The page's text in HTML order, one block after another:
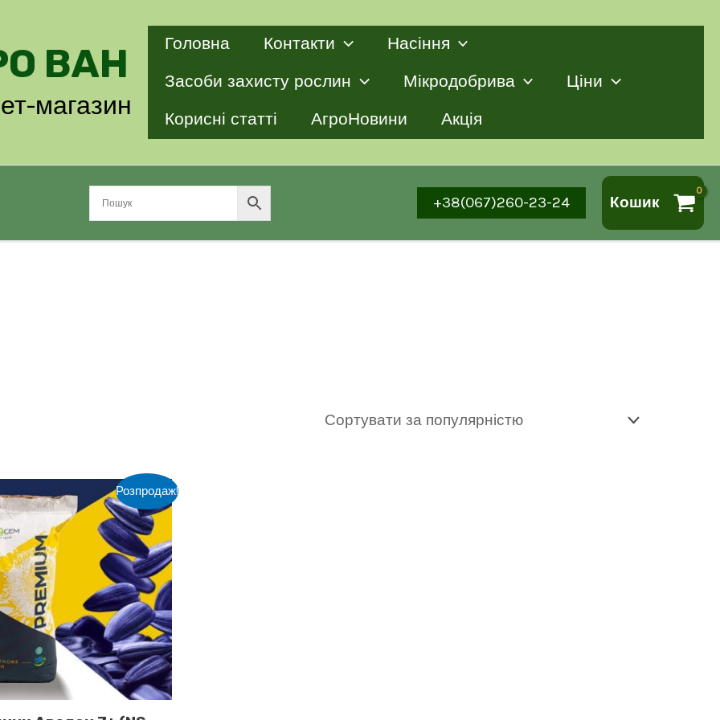
ВАН
магазин
Головна Контакти Насіння
Засоби захисту рослин Мікродобрива Ціни
Корисні статті АгроНовини Акція
+38(067)260-23-24 Кошик
Розпродаж!